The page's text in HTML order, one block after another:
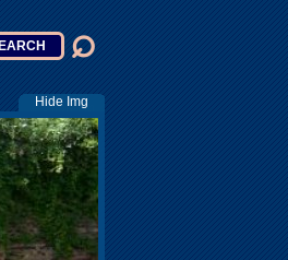
Hide Img